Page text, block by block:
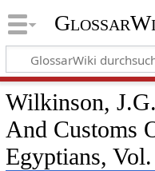
Wilkinson,
And Customs
Egyptians,